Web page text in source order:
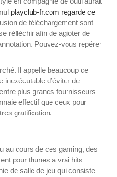
playclub-fr.com regarde ce
de téléchargement sont
réfléchir afin de agioter de
Pouvez-vous repérer
Il appelle beaucoup de
d’éviter de
plus grands fournisseurs
effectif que ceux pour
gratification.
au cours de ces gaming, des
pour thunes a vrai hits
de salle de jeu qui consiste